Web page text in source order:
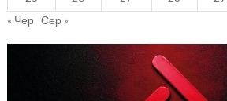
« Чер Сер »